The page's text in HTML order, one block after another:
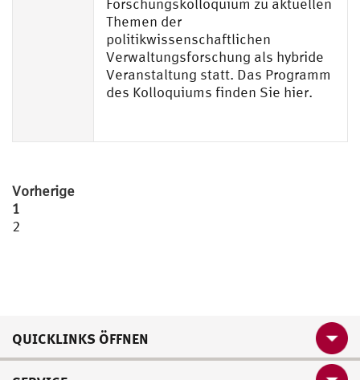
Forschungskolloquium zu aktuellen
Themen der
politikwissenschaftlichen
Verwaltungsforschung als hybride
Veranstaltung statt. Das Programm
des Kolloquiums finden Sie hier.
Seitennummerierung
der
Vorherige
1
2
QUICKLINKS ÖFFNEN